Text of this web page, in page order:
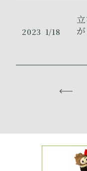
2023 1/18